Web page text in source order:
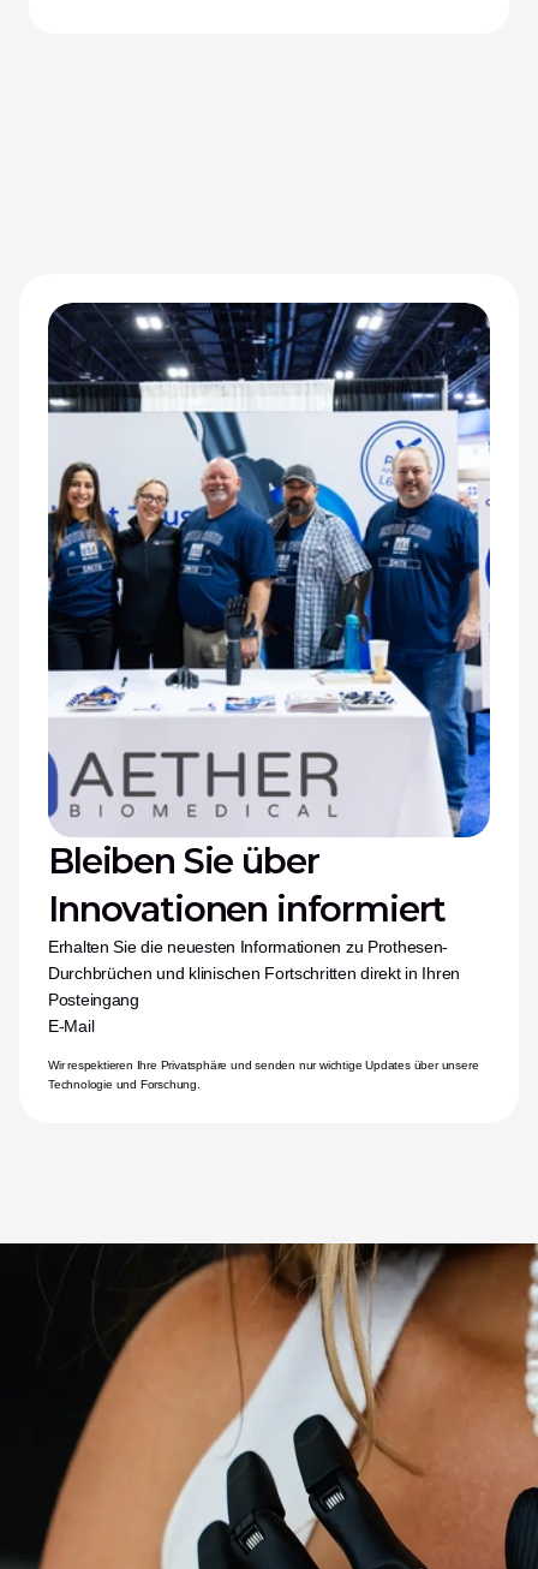
Bleiben Sie über
Innovationen informiert
Erhalten Sie die neuesten Informationen zu Prothesen-
Durchbrüchen und klinischen Fortschritten direkt in Ihren
Posteingang
E-Mail
Wir respektieren Ihre Privatsphäre und senden nur wichtige Updates über unsere
Technologie und Forschung.